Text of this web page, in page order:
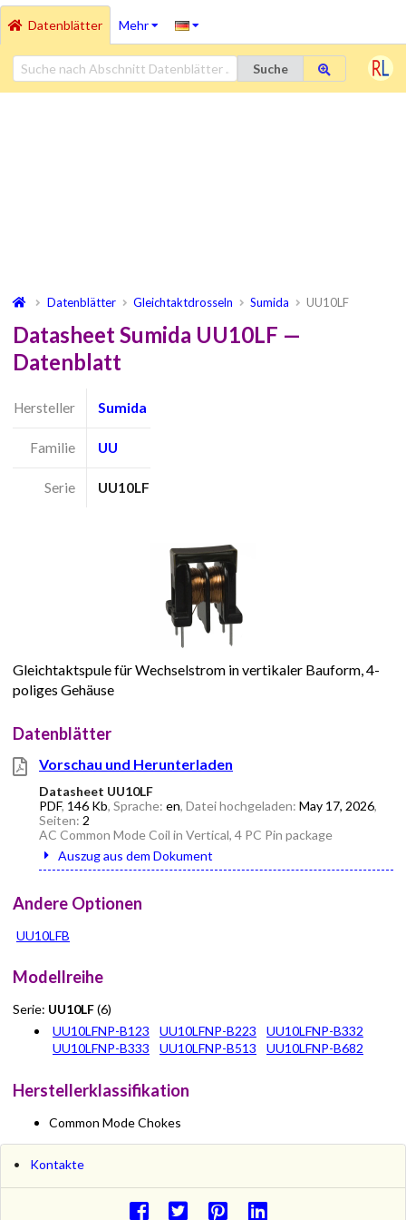
Datenblätter Mehr
Suche
Datenblätter Gleichtaktdrosseln Sumida UU10LF
Datasheet Sumida UU10LF —
Datenblatt
Hersteller Sumida
Familie UU
Serie UU10LF
Gleichtaktspule für Wechselstrom in vertikaler Bauform, 4-
poliges Gehäuse
Datenblätter
Vorschau und Herunterladen
Datasheet UU10LF
PDF, 146 Kb, Sprache: en, Datei hochgeladen: May 17, 2026,
Seiten: 2
AC Common Mode Coil in Vertical, 4 PC Pin package
Auszug aus dem Dokument
Andere Optionen
UU10LFB
Modellreihe
Serie: UU10LF(6)
UU10LFNP-B123
UU10LFNP-B223
UU10LFNP-B332
UU10LFNP-B333
UU10LFNP-B513 UU10LFNP-B682
Herstellerklassifikation
Common Mode Chokes
Kontakte